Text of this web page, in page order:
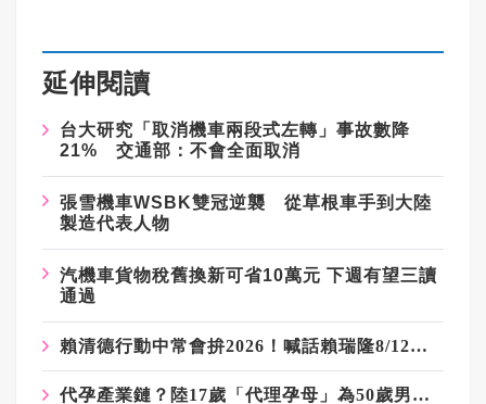
延伸閱讀
台大研究「取消機車兩段式左轉」事故數降
21% 交通部：不會全面取消
張雪機車WSBK雙冠逆襲 從草根車手到大陸
製造代表人物
汽機車貨物稅舊換新可省10萬元 下週有望三讀
通過
賴清德行動中常會拚2026！喊話賴瑞隆8/12備戰高雄 強調地方願景讓人民看得見
代孕產業鏈？陸17歲「代理孕母」為50歲男子生雙胞胎